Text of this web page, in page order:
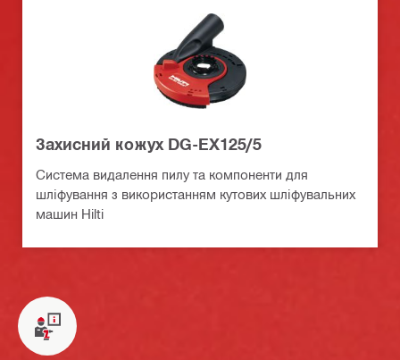
Захисний кожух DG-EX125/5
Система видалення пилу та компоненти для
шліфування з використанням кутових шліфувальних
машин Hilti